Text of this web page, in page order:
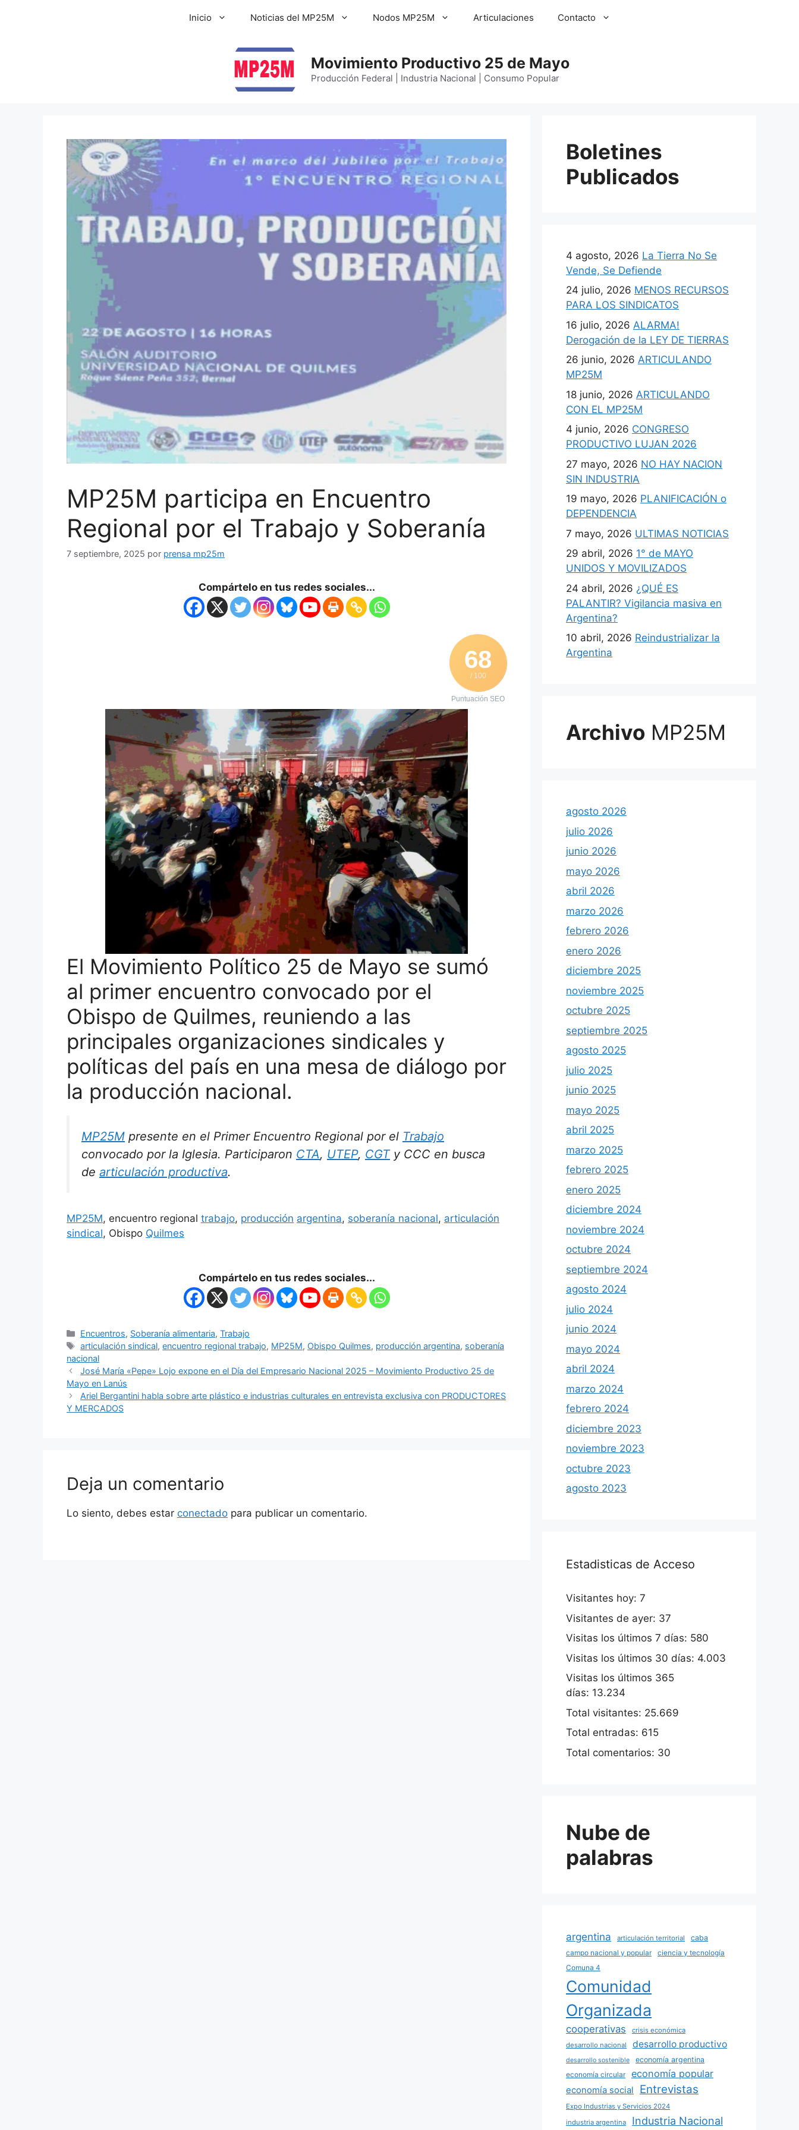
Inicio Noticias del MP25M Nodos MP25M Articulaciones Contacto
Movimiento Productivo 25 de Mayo
Producción Federal | Industria Nacional | Consumo Popular
MP25M participa en Encuentro
Regional por el Trabajo y Soberanía
7 septiembre, 2025 por prensa mp25m
Compártelo en tus redes sociales...
68
/ 100
Puntuación SEO
El Movimiento Político 25 de Mayo se sumó
al primer encuentro convocado por el
Obispo de Quilmes, reuniendo a las
principales organizaciones sindicales y
políticas del país en una mesa de diálogo por
la producción nacional.
MP25M presente en el Primer Encuentro Regional por el Trabajo
convocado por la Iglesia. Participaron CTA, UTEP, CGTy CCC en busca
de articulación productiva.
MP25M, encuentro regional trabajo, producción argentina, soberanía nacional, articulación
sindical, Obispo Quilmes
Compártelo en tus redes sociales...
Encuentros, Soberanía alimentaria,Trabajo
articulación sindical,encuentro regional trabajo, MP25M, Obispo Quilmes, producción argentina, soberanía
nacional
José María «Pepe» Lojo expone en el Día del Empresario Nacional 2025 – Movimiento Productivo 25 de
Mayo en Lanús
Ariel Bergantini habla sobre arte plástico e industrias culturales en entrevista exclusiva con PRODUCTORES
Y MERCADOS
Deja un comentario
Lo siento, debes estar conectado para publicar un comentario.
Boletines
Publicados
4 agosto, 2026 La Tierra No Se
Vende, Se Defiende
24 julio, 2026 MENOS RECURSOS
PARA LOS SINDICATOS
16 julio, 2026 ALARMA!
Derogación de la LEY DE TIERRAS
26 junio, 2026 ARTICULANDO
MP25M
18 junio, 2026 ARTICULANDO
CON EL MP25M
4 junio, 2026 CONGRESO
PRODUCTIVO LUJAN 2026
27 mayo, 2026 NO HAY NACION
SIN INDUSTRIA
19 mayo, 2026 PLANIFICACIÓN o
DEPENDENCIA
7 mayo, 2026 ULTIMAS NOTICIAS
29 abril, 2026 1° de MAYO
UNIDOS Y MOVILIZADOS
24 abril, 2026 ¿QUÉ ES
PALANTIR? Vigilancia masiva en
Argentina?
10 abril, 2026 Reindustrializar la
Argentina
Archivo MP25M
agosto 2026
julio 2026
junio 2026
mayo 2026
abril 2026
marzo 2026
febrero 2026
enero 2026
diciembre 2025
noviembre 2025
octubre 2025
septiembre 2025
agosto 2025
julio 2025
junio 2025
mayo 2025
abril 2025
marzo 2025
febrero 2025
enero 2025
diciembre 2024
noviembre 2024
octubre 2024
septiembre 2024
agosto 2024
julio 2024
junio 2024
mayo 2024
abril 2024
marzo 2024
febrero 2024
diciembre 2023
noviembre 2023
octubre 2023
agosto 2023
Estadisticas de Acceso
Visitantes hoy: 7
Visitantes de ayer: 37
Visitas los últimos 7 días: 580
Visitas los últimos 30 días: 4.003
Visitas los últimos 365
días: 13.234
Total visitantes: 25.669
Total entradas: 615
Total comentarios: 30
Nube de
palabras
argentina articulación territorial
caba
campo nacional y popular
ciencia y tecnología
Comuna 4
Comunidad
Organizada
cooperativas
crisis económica
desarrollo nacional
desarrollo productivo
desarrollo sostenible
economía argentina
economía circular
economía popular
economía social Entrevistas
Expo Industrias y Servicios 2024
industria argentina
Industria Nacional